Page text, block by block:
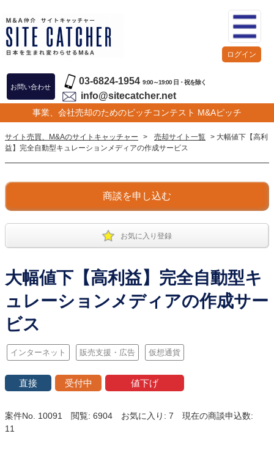
お問い合わせ
03-6824-1954 9:00～19:00 日・祝を除く
info@sitecatcher.net
事業、会社売却のためのピッチコンテスト M&Aピッチ
ログイン
サイト売買、M&Aのサイトキャッチャー > 売却サイト一覧 > 大幅値下【高利
益】完全自動型キュレーションメディアの作成サービス
商談を申し込む
お気に入り登録
大幅値下【高利益】完全自動型キ
ュレーションメディアの作成サー
ビス
インターネット 販売支援・広告 仮想通貨
直接 受付中 値下げ
案件No. 10091 閲覧: 6904 お気に入り: 7
現在の商談申込数:
11